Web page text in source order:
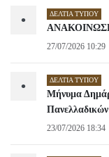
• ΔΕΛΤΊΑ ΤΎΠΟΥ
27/07/2026 10:29
• ΔΕΛΤΊΑ ΤΎΠΟΥ
Μήνυμα
23/07/2026 18:34